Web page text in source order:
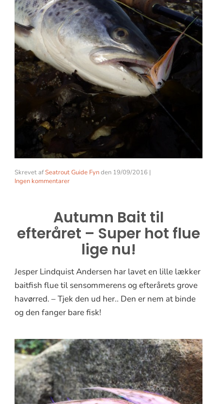
Skrevet afSeatrout Guide Fynden 19/09/2016 |
Ingen kommentarer
Autumn Bait til
efteråret – Super hot flue
lige nu!
Jesper Lindquist Andersen har lavet en lille lækker
baitfish flue til sensommerens og efterårets grove
havørred. – Tjek den ud her.. Den er nem at binde
og den fanger bare fisk!